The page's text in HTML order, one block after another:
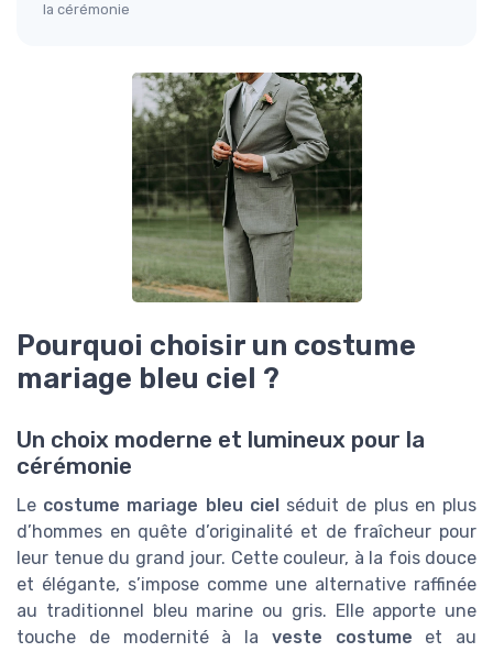
la cérémonie
Pourquoi choisir un costume
mariage bleu ciel ?
Un choix moderne et lumineux pour la
cérémonie
Le costume mariage bleu cielséduit de plus en plus
d’hommes en quête d’originalité et de fraîcheur pour
leur tenue du grand jour. Cette couleur, à la fois douce
et élégante, s’impose comme une alternative raffinée
au traditionnel bleu marine ou gris. Elle apporte une
touche de modernité à la veste costume et au